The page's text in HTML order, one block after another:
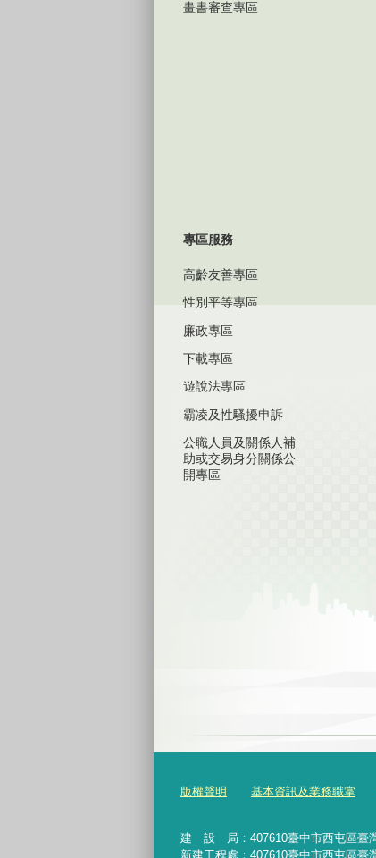
畫書審查專區
專區服務
高齡友善專區
性別平等專區
廉政專區
下載專區
遊說法專區
霸凌及性騷擾申訴
公職人員及關係人補
助或交易身分關係公
開專區
版權聲明 基本資訊及業務職掌
建 設 局： 407610臺中市西屯區臺
新建工程處：407610臺中市西屯區臺